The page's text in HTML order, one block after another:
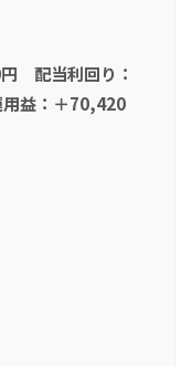
配当利回り：
益：＋70,420